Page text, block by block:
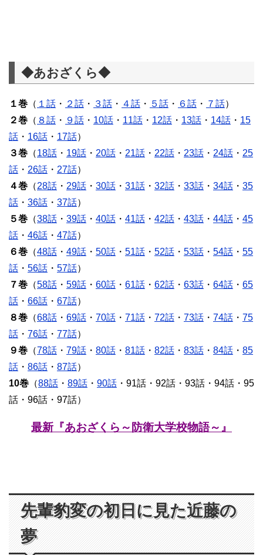
◆あおざくら◆
１巻 （ １話 ・ ２話 ・ ３話 ・ ４話 ・ ５話 ・ ６話 ・ ７話）
２巻 （ ８話 ・ ９話 ・ 10話 ・ 11話 ・ 12話 ・ 13話 ・ 14話 ・ 15
話 ・ 16話 ・ 17話）
３巻 （18話 ・ 19話 ・ 20話 ・ 21話 ・ 22話 ・ 23話 ・ 24話 ・ 25
話 ・ 26話 ・ 27話）
４巻 （28話 ・ 29話 ・ 30話 ・ 31話 ・ 32話 ・ 33話 ・ 34話 ・ 35
話 ・ 36話 ・ 37話）
５巻 （38話 ・ 39話 ・ 40話 ・ 41話 ・ 42話 ・ 43話 ・ 44話 ・ 45
話 ・ 46話 ・ 47話）
６巻 （48話 ・ 49話 ・ 50話 ・ 51話 ・ 52話 ・ 53話 ・ 54話 ・ 55
話 ・ 56話 ・ 57話）
７巻 （58話 ・ 59話 ・ 60話 ・ 61話 ・ 62話 ・ 63話 ・ 64話 ・ 65
話 ・ 66話 ・ 67話）
８巻 （68話 ・ 69話 ・ 70話 ・ 71話 ・ 72話 ・ 73話 ・ 74話 ・ 75
話 ・ 76話 ・ 77話）
９巻 （78話 ・ 79話 ・ 80話 ・ 81話 ・ 82話 ・ 83話 ・ 84話 ・ 85
話 ・ 86話 ・ 87話）
10巻 （88話 ・ 89話 ・ 90話 ・91話・92話・93話・94話・95
話・96話・97話）
最新『あおざくら～防衛大学校物語～』
先輩豹変の初日に見た近藤の
夢